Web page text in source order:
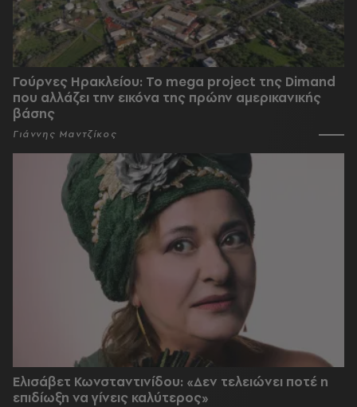
Γούρνες Ηρακλείου: To mega project της Dimand
που αλλάζει την εικόνα της πρώην αμερικανικής
βάσης
Γιάννης Μαντζίκος
Ελισάβετ Κωνσταντινίδου: «Δεν τελειώνει ποτέ η
επιδίωξη να γίνεις καλύτερος»